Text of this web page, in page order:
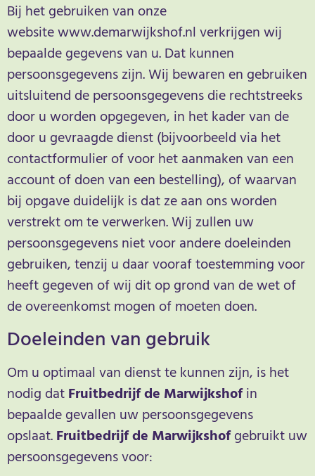
Bij het gebruiken van onze
website www.demarwijkshof.nl verkrijgen wij
bepaalde gegevens van u. Dat kunnen
persoonsgegevens zijn. Wij bewaren en gebruiken
uitsluitend de persoonsgegevens die rechtstreeks
door u worden opgegeven, in het kader van de
door u gevraagde dienst (bijvoorbeeld via het
contactformulier of voor het aanmaken van een
account of doen van een bestelling), of waarvan
bij opgave duidelijk is dat ze aan ons worden
verstrekt om te verwerken. Wij zullen uw
persoonsgegevens niet voor andere doeleinden
gebruiken, tenzij u daar vooraf toestemming voor
heeft gegeven of wij dit op grond van de wet of
de overeenkomst mogen of moeten doen.
Doeleinden van gebruik
Om u optimaal van dienst te kunnen zijn, is het
nodig datFruitbedrijf de Marwijkshofin
bepaalde gevallen uw persoonsgegevens
opslaat.Fruitbedrijf de Marwijkshofgebruikt uw
persoonsgegevens voor: